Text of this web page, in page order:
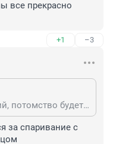
все прекрасно
+1 –3
Видимо просто страшненький, потомство будет не красивое). А вообще в природе самцы добиваются желаемой самки, к покладистым самкам не сбегают, в природе нет этого понятия.
за спаривание с